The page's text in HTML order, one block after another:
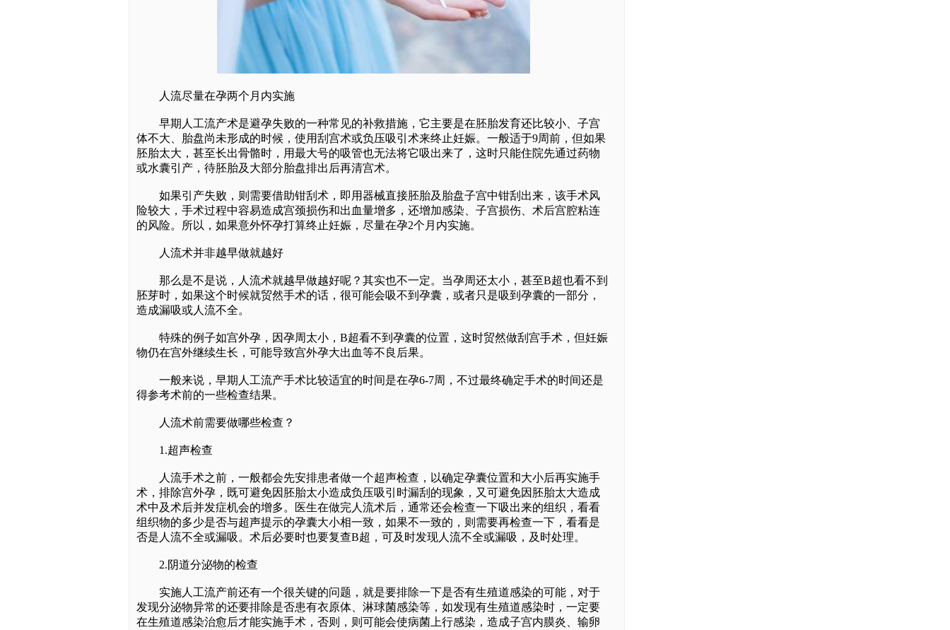
人流尽量在孕两个月内实施
早期人工流产术是避孕失败的一种常见的补救措施，它主要是在胚胎发育还比较小、子宫
体不大、胎盘尚未形成的时候，使用刮宫术或负压吸引术来终止妊娠。一般适于9周前，但如果
胚胎太大，甚至长出骨骼时，用最大号的吸管也无法将它吸出来了，这时只能住院先通过药物
或水囊引产，待胚胎及大部分胎盘排出后再清宫术。
如果引产失败，则需要借助钳刮术，即用器械直接胚胎及胎盘子宫中钳刮出来，该手术风
险较大，手术过程中容易造成宫颈损伤和出血量增多，还增加感染、子宫损伤、术后宫腔粘连
的风险。所以，如果意外怀孕打算终止妊娠，尽量在孕2个月内实施。
人流术并非越早做就越好
那么是不是说，人流术就越早做越好呢？其实也不一定。当孕周还太小，甚至B超也看不到
胚芽时，如果这个时候就贸然手术的话，很可能会吸不到孕囊，或者只是吸到孕囊的一部分，
造成漏吸或人流不全。
特殊的例子如宫外孕，因孕周太小，B超看不到孕囊的位置，这时贸然做刮宫手术，但妊娠
物仍在宫外继续生长，可能导致宫外孕大出血等不良后果。
一般来说，早期人工流产手术比较适宜的时间是在孕6-7周，不过最终确定手术的时间还是
得参考术前的一些检查结果。
人流术前需要做哪些检查？
1.超声检查
人流手术之前，一般都会先安排患者做一个超声检查，以确定孕囊位置和大小后再实施手
术，排除宫外孕，既可避免因胚胎太小造成负压吸引时漏刮的现象，又可避免因胚胎太大造成
术中及术后并发症机会的增多。医生在做完人流术后，通常还会检查一下吸出来的组织，看看
组织物的多少是否与超声提示的孕囊大小相一致，如果不一致的，则需要再检查一下，看看是
否是人流不全或漏吸。术后必要时也要复查B超，可及时发现人流不全或漏吸，及时处理。
2.阴道分泌物的检查
实施人工流产前还有一个很关键的问题，就是要排除一下是否有生殖道感染的可能，对于
发现分泌物异常的还要排除是否患有衣原体、淋球菌感染等，如发现有生殖道感染时，一定要
在生殖道感染治愈后才能实施手术，否则，则可能会使病菌上行感染，造成子宫内膜炎、输卵